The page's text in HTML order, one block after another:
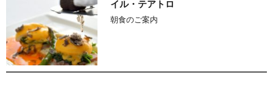
イル・テアトロ
朝食のご案内